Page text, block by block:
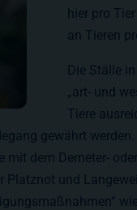
hier pro
an Tieren
Die Ställe
„art- und
Tiere
gewährt
dem Demeter-
und